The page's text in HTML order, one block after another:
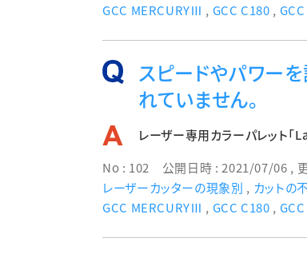
GCC MERCURYⅢ , GCC C180 ,
スピードやパワー
れていません。
レーザー専用カラーパレット「
No : 102 公開日時 : 2021/07/06 ,
レーザーカッターの現象別 , カットの
GCC MERCURYⅢ , GCC C180 ,